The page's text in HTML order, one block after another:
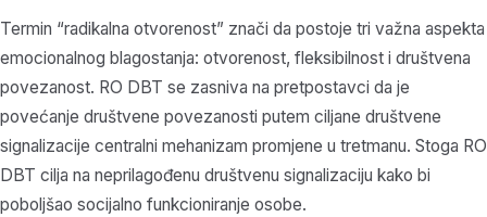
Termin “radikalna otvorenost” znači da postoje tri važna aspekta
emocionalnog blagostanja: otvorenost, fleksibilnost i društvena
povezanost. RO DBT se zasniva na pretpostavci da je
povećanje društvene povezanosti putem ciljane društvene
signalizacije centralni mehanizam promjene u tretmanu. Stoga RO
DBT cilja na neprilagođenu društvenu signalizaciju kako bi
poboljšao socijalno funkcioniranje osobe.